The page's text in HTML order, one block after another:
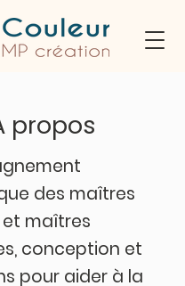
propos
des maîtres
et maîtres
conception et
pour aider à la